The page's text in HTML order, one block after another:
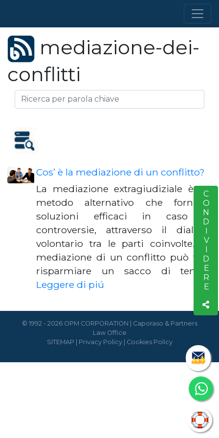
mediazione-dei-
conflitti
Cos’ è la mediazione di un conflitto?
La mediazione extragiudiziale è un
metodo alternativo che fornisce
soluzioni efficaci in caso di
controversie, attraverso il dialogo
volontario tra le parti coinvolte. La
mediazione di un conflitto può farti
risparmiare un sacco di temp…
Leggere di piú
CONDIVIDERE
© 1992 - 2026 OPM CORPORATION | Caporaso & Partners
Law Office
SITEMAP
Privacy Policy| Cookies Policy